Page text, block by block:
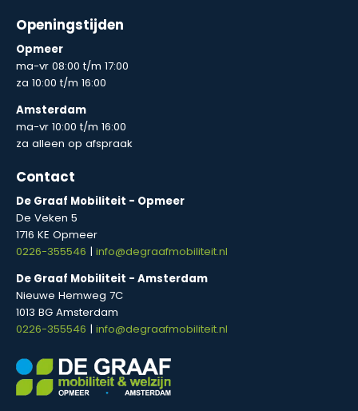
Openingstijden
Opmeer
ma-vr 08:00 t/m 17:00
za 10:00 t/m 16:00
Amsterdam
ma-vr 10:00 t/m 16:00
za alleen op afspraak
Contact
De Graaf Mobiliteit - Opmeer
De Veken 5
1716 KE Opmeer
0226-355546 | info@degraafmobiliteit.nl
De Graaf Mobiliteit - Amsterdam
Nieuwe Hemweg 7C
1013 BG Amsterdam
0226-355546 | info@degraafmobiliteit.nl